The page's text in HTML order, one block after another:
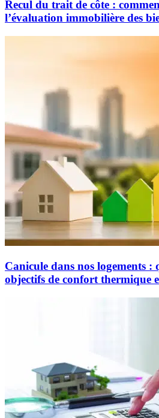
Recul du trait de côte :
l’évaluation immobilière des
Canicule dans nos logements :
objectifs de confort thermique